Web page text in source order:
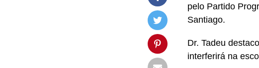
pelo Partido
Santiago.
Dr. Tadeu
interferirá na